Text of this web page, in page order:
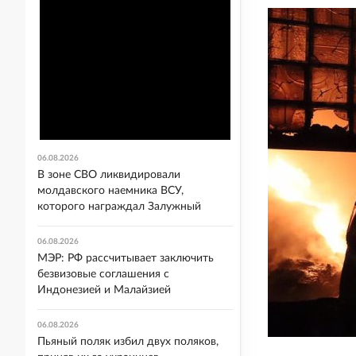
06.08.2026
В зоне СВО ликвидировали
молдавского наемника ВСУ,
которого награждал Залужный
06.08.2026
МЭР: РФ рассчитывает заключить
безвизовые соглашения с
Индонезией и Малайзией
06.08.2026
Пьяный поляк избил двух поляков,